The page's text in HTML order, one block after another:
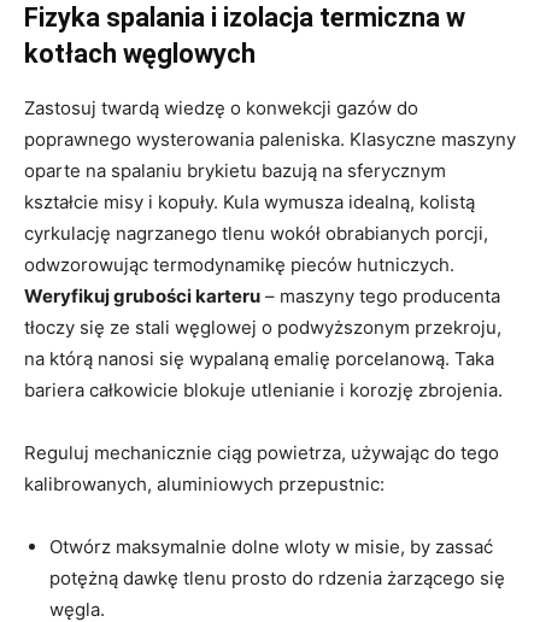
Fizyka spalania i izolacja termiczna w
kotłach węglowych
Zastosuj twardą wiedzę o konwekcji gazów do
poprawnego wysterowania paleniska. Klasyczne maszyny
oparte na spalaniu brykietu bazują na sferycznym
kształcie misy i kopuły. Kula wymusza idealną, kolistą
cyrkulację nagrzanego tlenu wokół obrabianych porcji,
odwzorowując termodynamikę pieców hutniczych.
Weryfikuj grubości karteru – maszyny tego producenta
tłoczy się ze stali węglowej o podwyższonym przekroju,
na którą nanosi się wypalaną emalię porcelanową. Taka
bariera całkowicie blokuje utlenianie i korozję zbrojenia.
Reguluj mechanicznie ciąg powietrza, używając do tego
kalibrowanych, aluminiowych przepustnic:
Otwórz maksymalnie dolne wloty w misie, by zassać
potężną dawkę tlenu prosto do rdzenia żarzącego się
węgla.